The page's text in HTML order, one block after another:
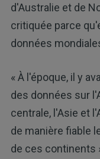
d'Australie et de
critiquée parce
données
« À l'époque, il y
des données sur
centrale, l'Asie et
de manière fiable
de ces continents